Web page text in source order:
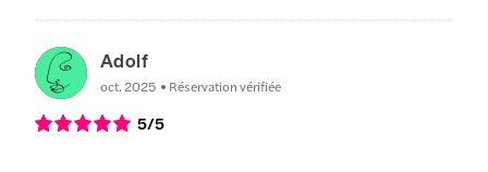
Adolf
oct. 2025 Réservation vérifiée
5/5